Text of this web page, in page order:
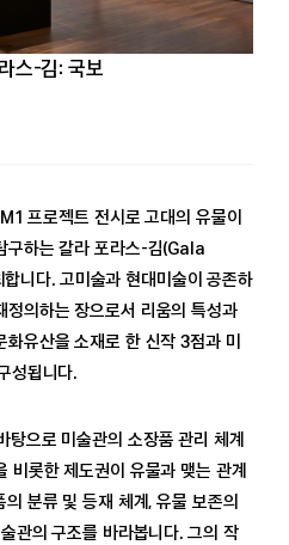
안내
장품
미술
미술
보존
해설
그램
이브
출판
·자료
스-김: 국보
프로젝트 전시로 고대의 유물이
구하는 갈라 포라스-김(Gala
니다. 고미술과 현대미술이 공존하
정의하는 장으로서 리움의 특성과
유산을 소재로 한 신작 3점과 미
성됩니다.
탕으로 미술관의 소장품 관리 체계
비롯한 제도권이 유물과 맺는 관계
분류 및 등재 체계, 유물 보존의
관의 구조를 바라봅니다. 그의 작